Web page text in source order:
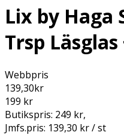
Lix by Haga
Trsp Läsglas
Webbpris
139,30kr
199 kr
Butikspris: 249 kr,
Jmfs.pris: 139,30 kr / st